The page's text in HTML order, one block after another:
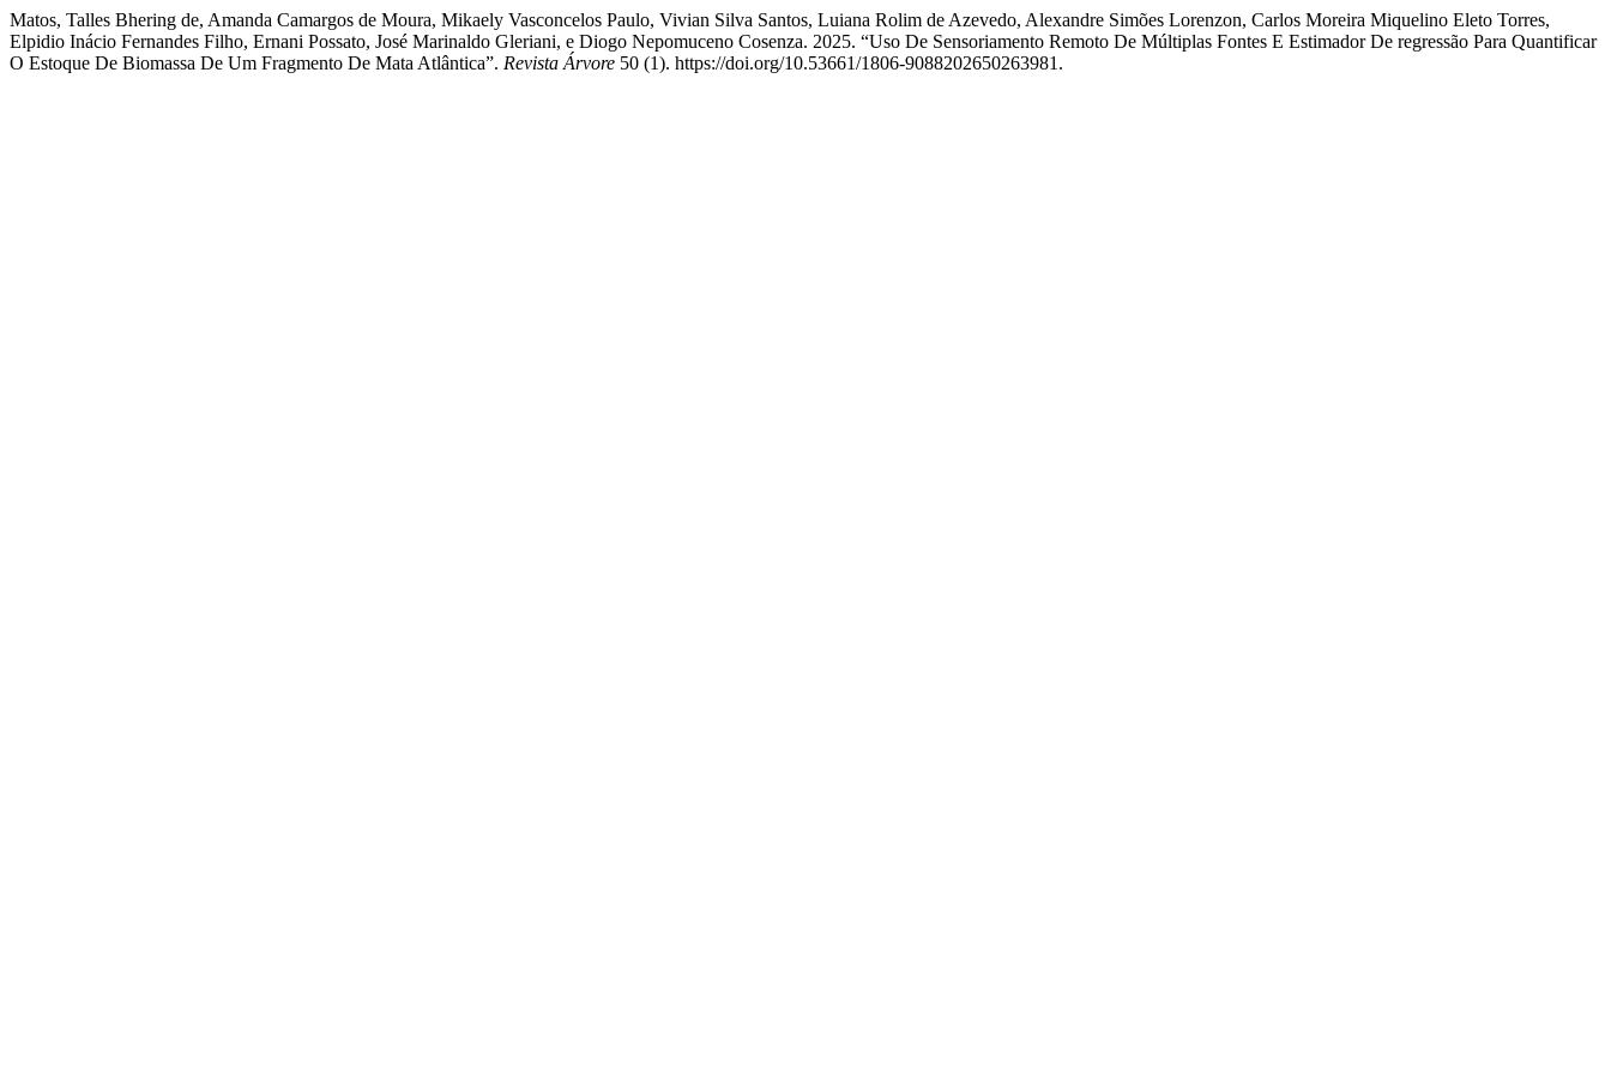
Matos, Talles Bhering de, Amanda Camargos de Moura, Mikaely Vasconcelos Paulo, Vivian Silva Santos, Luiana Rolim de Azevedo, Alexandre Simões Lorenzon, Carlos Moreira Miquelino Eleto Torres,
Elpidio Inácio Fernandes Filho, Ernani Possato, José Marinaldo Gleriani, e Diogo Nepomuceno Cosenza. 2025. “Uso De Sensoriamento Remoto De Múltiplas Fontes E Estimador De regressão Para Quantificar
O Estoque De Biomassa De Um Fragmento De Mata Atlântica”. Revista Árvore 50 (1). https://doi.org/10.53661/1806-9088202650263981.